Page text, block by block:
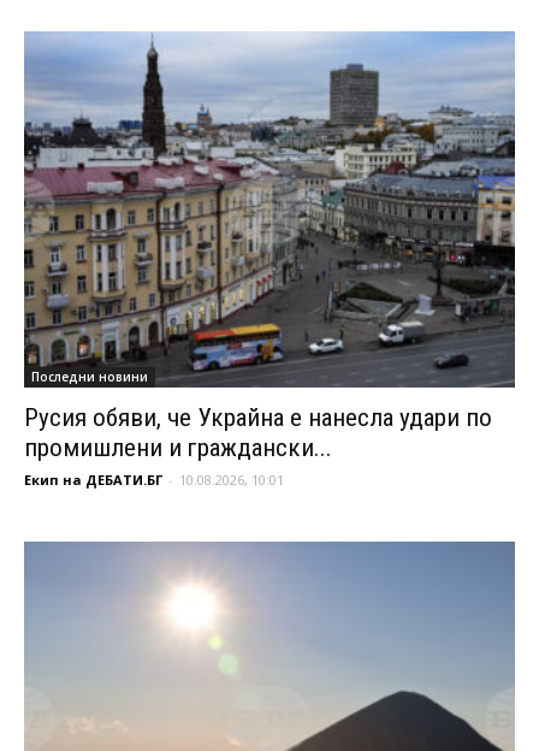
Последни новини
Русия обяви, че Украйна е нанесла удари по
промишлени и граждански...
Екип на ДЕБАТИ.БГ - 10.08.2026, 10:01